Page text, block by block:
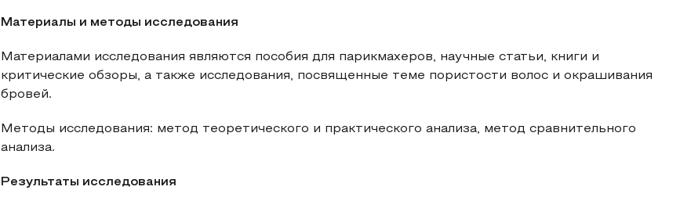
Материалы и методы исследования
Материалами исследования являются пособия для парикмахеров, научные статьи, книги и
критические обзоры, а также исследования, посвященные теме пористости волос и окрашивания
бровей.
Методы исследования: метод теоретического и практического анализа, метод сравнительного
анализа.
Результаты исследования